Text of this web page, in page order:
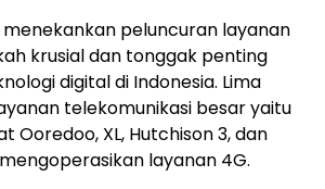
menekankan peluncuran layanan
krusial dan tonggak penting
digital di Indonesia. Lima
telekomunikasi besar yaitu
Ooredoo, XL, Hutchison 3, dan
layanan 4G.